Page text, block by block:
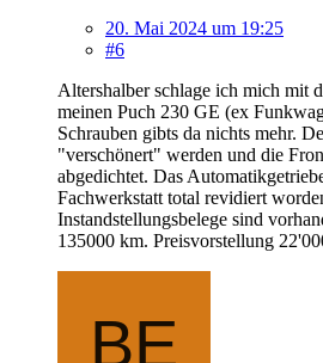
20. Mai 2024 um 19:25
#6
Altershalber schlage ich mich mit
meinen Puch 230 GE (ex
Schrauben gibts da nichts mehr.
"verschönert" werden und die
abgedichtet. Das
Fachwerkstatt total revidiert
Instandstellungsbelege sind
135000 km. Preisvorstellung